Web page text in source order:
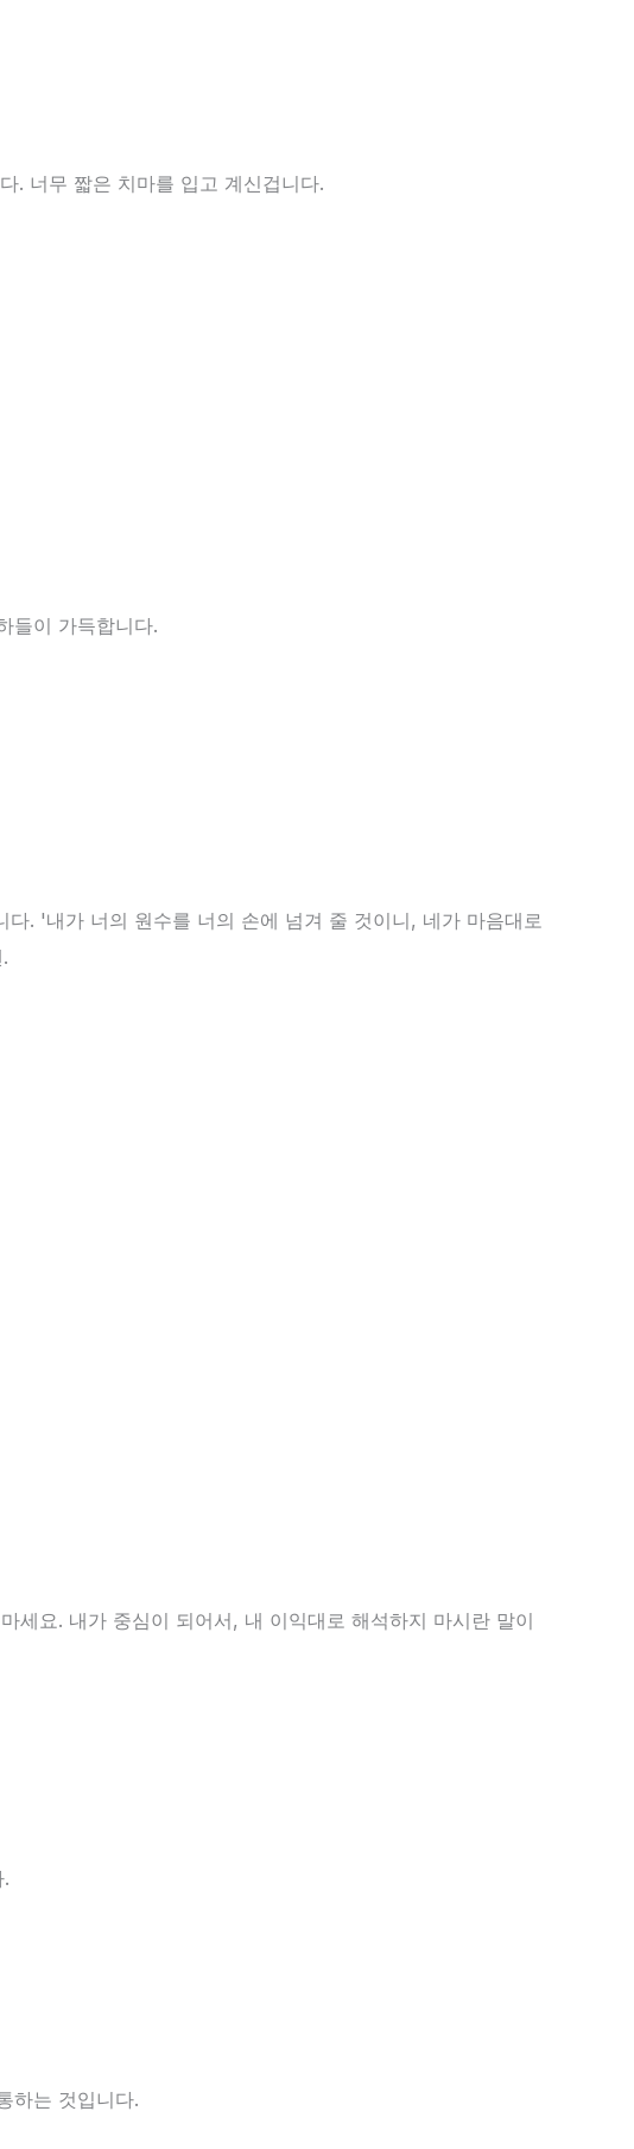
. 너무 짧은 치마를 입고 계신겁니다.
들이 가득합니다.
. '내가 너의 원수를 너의 손에 넘겨 줄 것이니, 네가 마음대로
세요. 내가 중심이 되어서, 내 이익대로 해석하지 마시란 말이
하는 것입니다.